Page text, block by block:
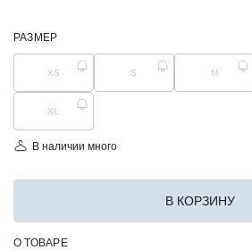
РАЗМЕР
XS S M
XL
В наличии много
В КОРЗИНУ
О ТОВАРЕ